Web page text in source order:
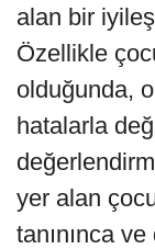
alan bir
Özellikle
olduğunda,
hatalarla
yer alan
tanınınca